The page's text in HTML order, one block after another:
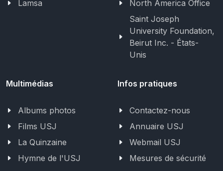
Lamsa
North America Office
Saint Joseph
University Foundation,
Beirut Inc. - États-
Unis
Multimédias
Albums photos
Films USJ
La Quinzaine
Hymne de l'USJ
Infos pratiques
Contactez-nous
Annuaire USJ
Webmail USJ
Mesures de sécurité